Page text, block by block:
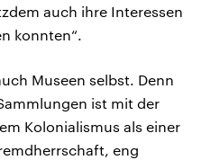
auch ihre Interessen
konnten“.
Museen selbst. Denn
ist mit der
Kolonialismus als einer
eng